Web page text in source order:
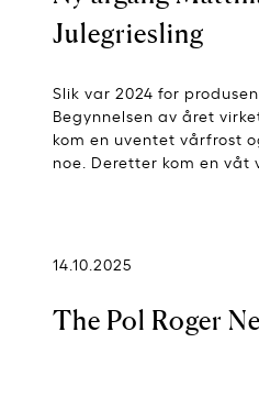
Julegriesling
Slik var 2024 for
Begynnelsen av året
kom en uventet vårfrost
noe. Deretter kom en våt
14.10.2025
The Pol Roger